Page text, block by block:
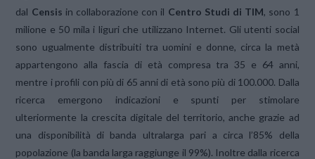
dal Censis in collaborazione con il Centro Studi di TIM, sono 1
milione e 50 mila i liguri che utilizzano Internet. Gli utenti social
sono ugualmente distribuiti tra uomini e donne, circa la metà
appartengono alla fascia di età compresa tra 35 e 64 anni,
mentre i profili con più di 65 anni di età sono più di 100.000. Dalla
ricerca emergono indicazioni e spunti per stimolare
ulteriormente la crescita digitale del territorio, anche grazie ad
una disponibilità di banda ultralarga pari a circa l’85% della
popolazione (la banda larga raggiunge il 99%). Inoltre dalla ricerca